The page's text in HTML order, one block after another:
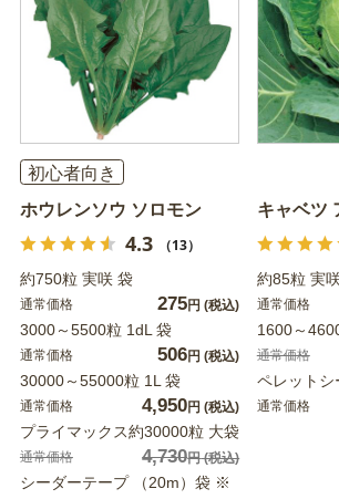
初心者向き
ホウレンソウ ソロモン
4.3 （13）
約750粒 実咲 袋
通常価格 275円 (税込)
3000～5500粒 1dL 袋
通常価格 506円 (税込)
30000～55000粒 1L 袋
通常価格 4,950円 (税込)
プライマックス約30000粒 大袋
通常価格 4,730円(税込)
シーダーテープ （20m）袋 ※
キャベツ
約85粒 実
通常価格
1600～
通常価格
ペレット
通常価格